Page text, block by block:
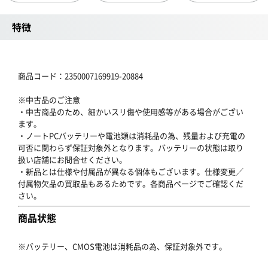
特徴
商品コード：2350007169919-20884
※中古品のご注意
・中古商品のため、細かいスリ傷や使用感等がある場合がござい
ます。
・ノートPCバッテリーや電池類は消耗品の為、残量および充電の
可否に関わらず保証対象外となります。バッテリーの状態は取り
扱い店舗にお問合せください。
・新品とは仕様や付属品が異なる個体もございます。仕様変更／
付属物欠品の買取品もあるためです。各商品ページでご確認くだ
さい。
商品状態
※バッテリー、CMOS電池は消耗品の為、保証対象外です。